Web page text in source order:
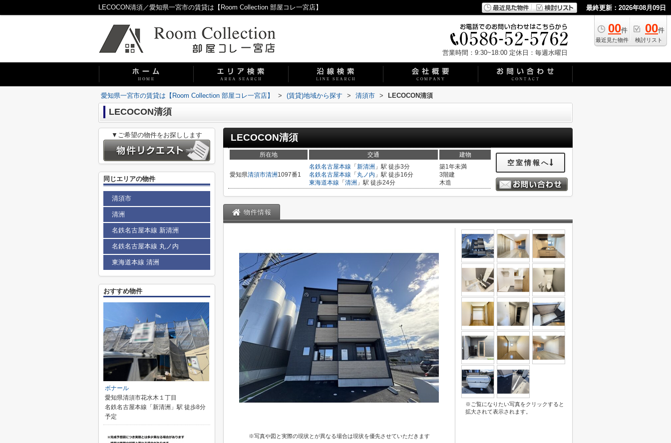
LECOCON清須／愛知県一宮市の賃貸は【Room Collection 部屋コレ一宮店】 最終更新：2026年08月09日
00件
最近見た物件
00件
検討リスト
営業時間：9:30~18:00 定休日：毎週水曜日
愛知県一宮市の賃貸は【Room Collection 部屋コレ一宮店】 > (賃貸)地域から探す > 清須市 > LECOCON清須
LECOCON清須
LECOCON清須
所在地 交通 建物
愛知県清須市清洲 1097番1
名鉄名古屋本線 「 新清洲 」駅 徒歩3分
名鉄名古屋本線 「 丸ノ内 」駅 徒歩16分
東海道本線 「 清洲 」駅 徒歩24分
築1年未満
3階建
木造
空室情報へ
物件情報
※写真や図と実際の現状とが異なる場合は現状を優先させていただきます
※ご覧になりたい写真をクリックすると
拡大されて表示されます。
▼ご希望の物件をお探しします
同じエリアの物件
清須市
清洲
名鉄名古屋本線 新清洲
名鉄名古屋本線 丸ノ内
東海道本線 清洲
おすすめ物件
ボナール
愛知県清須市花水木１丁目
名鉄名古屋本線「新清洲」駅 徒歩8分
予定